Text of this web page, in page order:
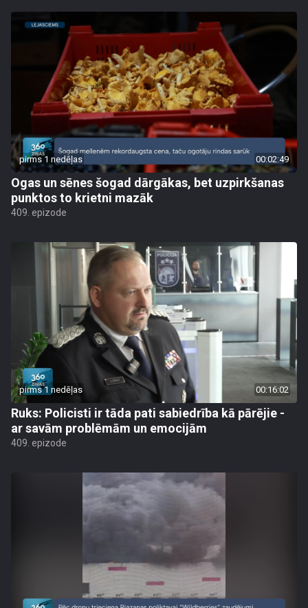
pirms 1 nedēļas 00:02:49
Ogas un sēnes šogad dārgākas, bet uzpirkšanas
punktos to krietni mazāk
409. epizode
pirms 1 nedēļas 00:16:02
Ruks: Policisti ir tāda pati sabiedrība kā pārējie -
ar savām problēmām un emocijām
409. epizode